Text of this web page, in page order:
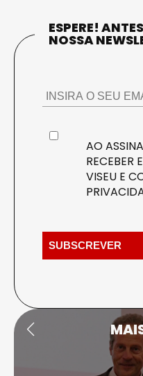
ESPERE!
NOSSA
AO
RECEBER
VISEU E